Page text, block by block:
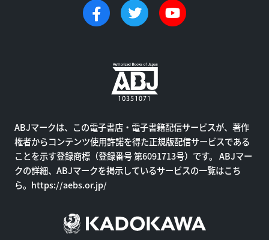
ABJマークは、この電子書店・電子書籍配信サービスが、著作
権者からコンテンツ使用許諾を得た正規版配信サービスである
ことを示す登録商標（登録番号 第6091713号）です。 ABJマー
クの詳細、ABJマークを掲示しているサービスの一覧はこち
ら。 https://aebs.or.jp/